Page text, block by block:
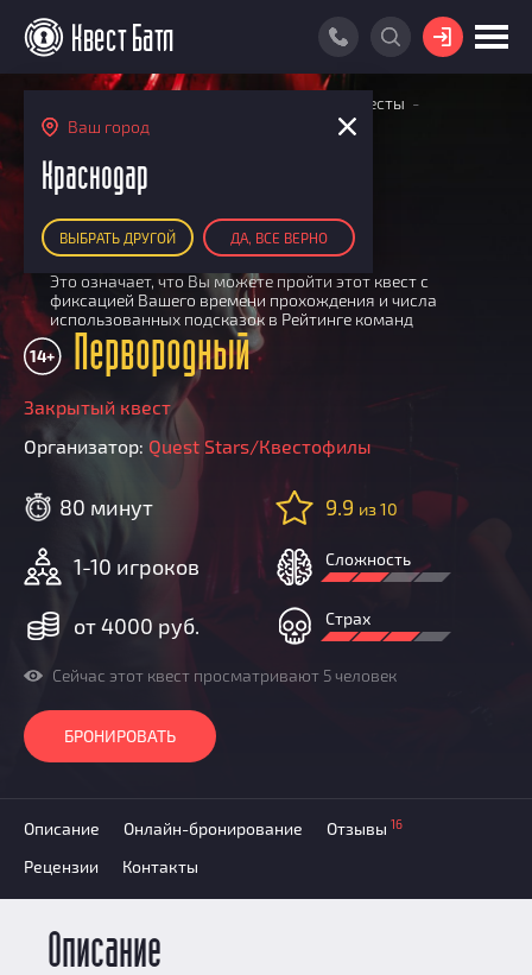
Ваш город
Краснодар
ВЫБРАТЬ ДРУГОЙ ДА, ВСЕ ВЕРНО
ВОЙТИ
КАРТА КВЕСТОВ
РЕЙТИНГ КОМАНД
Итоговый рейтинг
По количеству очков
По качеству игры
ПОИСК КОМАНДЫ
КВЕСТ БАТЛ
О Квест Батле
Cashback
Как подсчитываются рейтинги
Новости
Добавить квест
КВЕСТ В ПОДАРОК
Квесты экшн-квесты
Первородный
ПЕРФОРМАНС
Участвует в Квест Батле
Это означает, что Вы можете пройти этот квест с
фиксацией Вашего времени прохождения и числа
использованных подсказок в Рейтинге команд
Первородный
14+
Закрытый квест
Организатор: Quest Stars/Квестофилы
80 минут
1-10 игроков
от 4000 руб.
9.9 из 10
Сложность
Страх
Сейчас этот квест просматривают 5 человек
БРОНИРОВАТЬ
Описание Онлайн-бронирование Отзывы 16
Рецензии Контакты
Описание